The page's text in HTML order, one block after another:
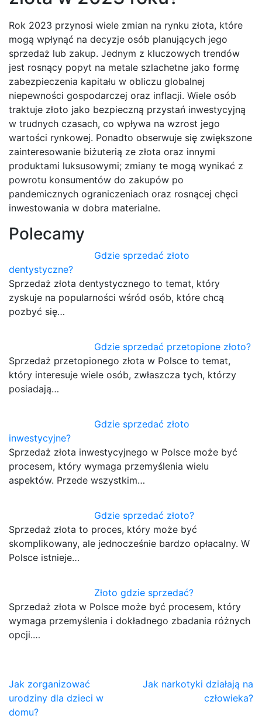
Rok 2023 przynosi wiele zmian na rynku złota, które
mogą wpłynąć na decyzje osób planujących jego
sprzedaż lub zakup. Jednym z kluczowych trendów
jest rosnący popyt na metale szlachetne jako formę
zabezpieczenia kapitału w obliczu globalnej
niepewności gospodarczej oraz inflacji. Wiele osób
traktuje złoto jako bezpieczną przystań inwestycyjną
w trudnych czasach, co wpływa na wzrost jego
wartości rynkowej. Ponadto obserwuje się zwiększone
zainteresowanie biżuterią ze złota oraz innymi
produktami luksusowymi; zmiany te mogą wynikać z
powrotu konsumentów do zakupów po
pandemicznych ograniczeniach oraz rosnącej chęci
inwestowania w dobra materialne.
Polecamy
Gdzie sprzedać złoto
dentystyczne?
Sprzedaż złota dentystycznego to temat, który
zyskuje na popularności wśród osób, które chcą
pozbyć się…
Gdzie sprzedać przetopione złoto?
Sprzedaż przetopionego złota w Polsce to temat,
który interesuje wiele osób, zwłaszcza tych, którzy
posiadają…
Gdzie sprzedać złoto
inwestycyjne?
Sprzedaż złota inwestycyjnego w Polsce może być
procesem, który wymaga przemyślenia wielu
aspektów. Przede wszystkim…
Gdzie sprzedać złoto?
Sprzedaż złota to proces, który może być
skomplikowany, ale jednocześnie bardzo opłacalny. W
Polsce istnieje…
Złoto gdzie sprzedać?
Sprzedaż złota w Polsce może być procesem, który
wymaga przemyślenia i dokładnego zbadania różnych
opcji.…
Nawigacja
wpisu
Jak zorganizować
urodziny dla dzieci w
domu?
Jak narkotyki działają na
człowieka?